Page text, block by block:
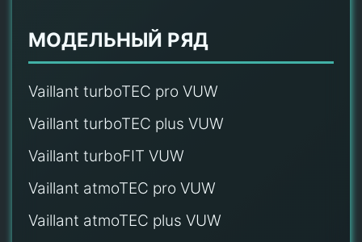
МОДЕЛЬНЫЙ РЯД
Vaillant turboTEC pro VUW
Vaillant turboTEC plus VUW
Vaillant turboFIT VUW
Vaillant atmoTEC pro VUW
Vaillant atmoTEC plus VUW